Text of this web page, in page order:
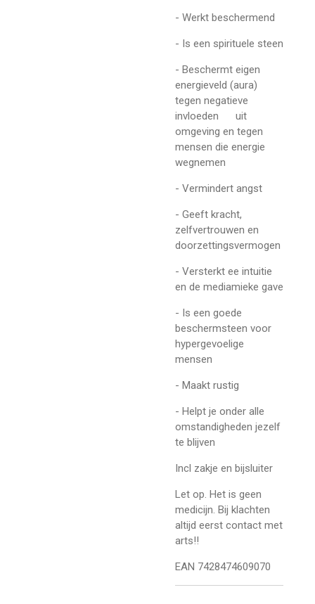
- Werkt beschermend
- Is een spirituele steen
- Beschermt eigen
energieveld (aura)
tegen negatieve
invloeden uit
omgeving en tegen
mensen die energie
wegnemen
- Vermindert angst
- Geeft kracht,
zelfvertrouwen en
doorzettingsvermogen
- Versterkt ee intuitie
en de mediamieke gave
- Is een goede
beschermsteen voor
hypergevoelige
mensen
- Maakt rustig
- Helpt je onder alle
omstandigheden jezelf
te blijven
Incl zakje en bijsluiter
Let op. Het is geen
medicijn. Bij klachten
altijd eerst contact met
arts!!
EAN 7428474609070